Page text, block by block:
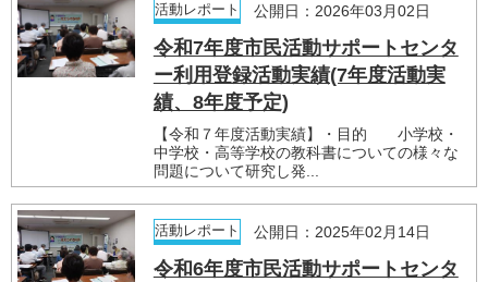
活動レポート 公開日：2026年03月02日
令和7年度市民活動サポートセンタ
ー利用登録活動実績(7年度活動実
績、8年度予定)
【令和７年度活動実績】・目的 小学校・
中学校・高等学校の教科書についての様々な
問題について研究し発...
活動レポート 公開日：2025年02月14日
令和6年度市民活動サポートセンタ